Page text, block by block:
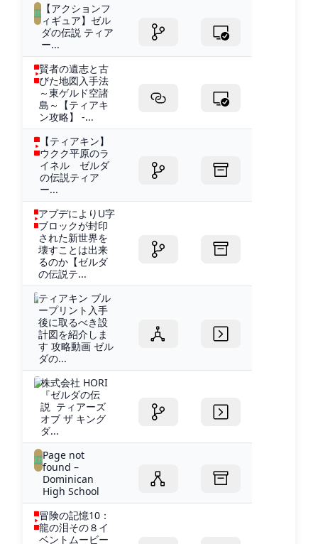
【アクションフ
ィギュア】ゼル
ダの伝説 ティア
ー...
賢者の遺志と古
びた地図入手法
～東ゲルド空諸
島～【ティアキ
ン攻略】 -...
【ティアキン】
ウクク平原のラ
イネル ゼルダ
の伝説ティア
ー...
アプデによりU字
ブロックが封印
された新世界を
壊すことは出来
るのか【ゼルダ
の伝説テ...
ティアキン ブル
ープリント入手
後に取るべき設
計図を紹介しま
す 攻略動画 ゼル
ダの...
株式会社 HORI
『ゼルダの伝
説 ティアーズ
オブ ザ キング
ダ...
Page not
found –
Dominican
High School
冒険の記憶10：
龍の泪その８イ
ベントムービー